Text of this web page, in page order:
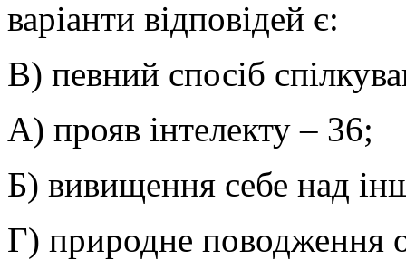
варіанти відповідей є:
В) певний спосіб
А) прояв інтелекту – 36;
Б) вивищення себе над
Г) природне поводження